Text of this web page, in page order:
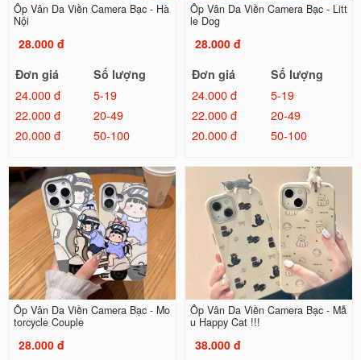
Ốp Vân Da Viền Camera Bạc - Hà
Nội
28.000 đ
Đơn giá
Số lượng
24.000 đ
5-19
22.000 đ
20-49
20.000 đ
50-100
Ốp Vân Da Viền Camera Bạc - Litt
le Dog
28.000 đ
Đơn giá
Số lượng
24.000 đ
5-19
22.000 đ
20-49
20.000 đ
50-100
Ốp Vân Da Viền Camera Bạc - Mo
torcycle Couple
28.000 đ
Ốp Vân Da Viền Camera Bạc - Mẫ
u Happy Cat !!!
38.000 đ